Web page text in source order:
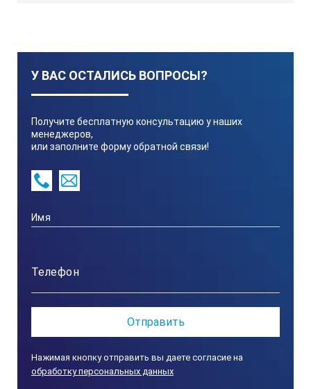
Класс защиты:
У ВАС ОСТАЛИСЬ ВОПРОСЫ?
Получите бесплатную консультацию у наших
менеджеров,
или заполните форму обратной связи!
Нажимая кнопку отправить вы даете согласие на
обработку персональных данных